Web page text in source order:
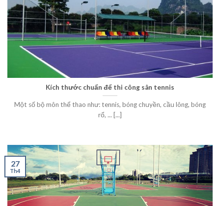
Kích thước chuẩn để thi công sân tennis
Một số bộ môn thể thao như: tennis, bóng chuyền, cầu lông, bóng
rổ, ... [...]
27
Th4